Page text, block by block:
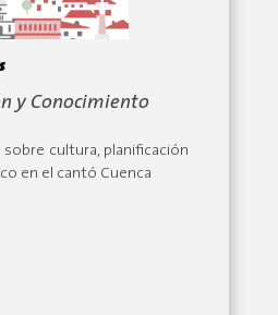
y Conocimiento
cultura, planificación
en el cantó Cuenca